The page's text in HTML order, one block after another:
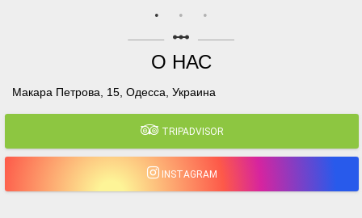
linear_scale
О НАС
Макара Петрова, 15, Одесса, Украина
TRIPADVISOR
INSTAGRAM